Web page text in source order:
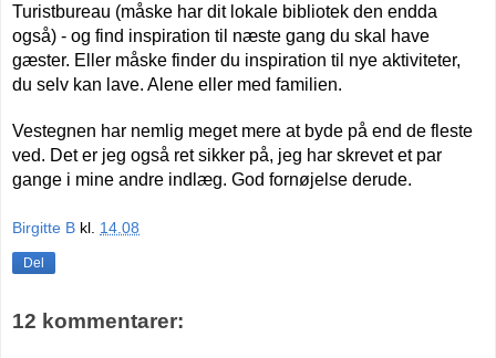
Turistbureau (måske har dit lokale bibliotek den endda
også) - og find inspiration til næste gang du skal have
gæster. Eller måske finder du inspiration til nye aktiviteter,
du selv kan lave. Alene eller med familien.
Vestegnen har nemlig meget mere at byde på end de fleste
ved. Det er jeg også ret sikker på, jeg har skrevet et par
gange i mine andre indlæg. God fornøjelse derude.
Birgitte B kl. 14.08
Del
12 kommentarer: